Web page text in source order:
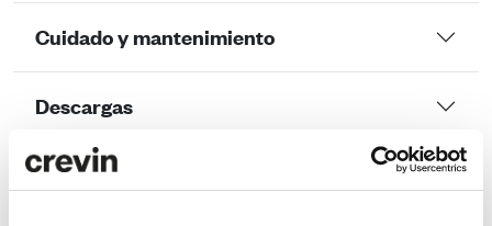
Cuidado y mantenimiento
Descargas